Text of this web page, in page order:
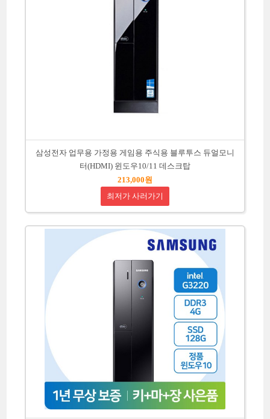
삼성전자 업무용 가정용 게임용 주식용 블루투스 듀얼모니
터(HDMI) 윈도우10/11 데스크탑
213,000원
최저가 사러가기